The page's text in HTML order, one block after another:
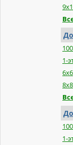
1-
6x6
8x8
1-